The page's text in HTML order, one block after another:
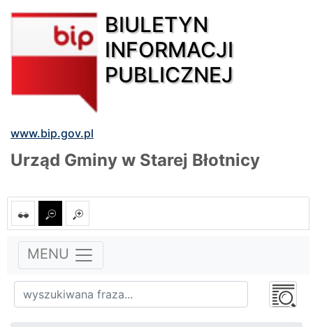
BIULETYN
INFORMACJI
PUBLICZNEJ
www.bip.gov.pl
Urząd Gminy w Starej Błotnicy
MENU